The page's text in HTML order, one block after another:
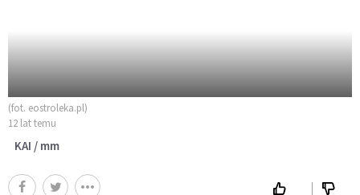
(fot. eostroleka.pl)
12 lat temu
KAI / mm